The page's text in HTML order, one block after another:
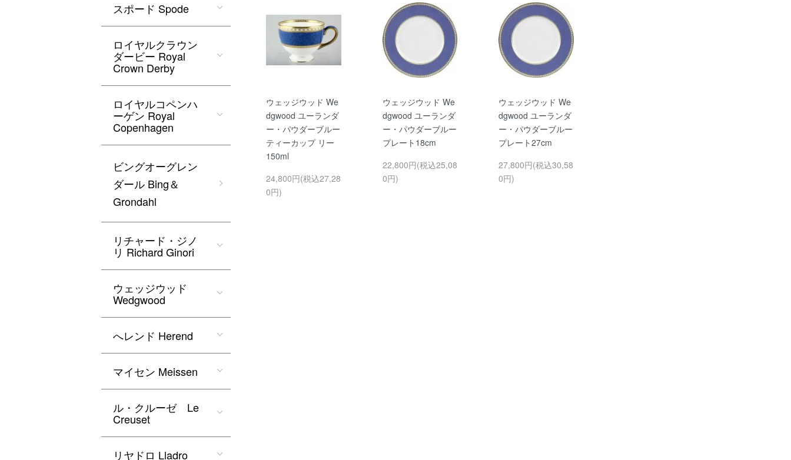
ウェッジウッド We
dgwood ユーランダ
ー・パウダーブルー
ティーカップ リー
150ml
24,800円(税込27,28
0円)
ウェッジウッド We
dgwood ユーランダ
ー・パウダーブルー
プレート18cm
22,800円(税込25,08
0円)
ウェッジウッド We
dgwood ユーランダ
ー・パウダーブルー
プレート27cm
27,800円(税込30,58
0円)
スポード Spode
ロイヤルクラウン
ダービー Royal
Crown Derby
ロイヤルコペンハ
ーゲン Royal
Copenhagen
ビングオーグレン
ダール Bing＆
Grondahl
リチャード・ジノ
リ Richard Ginori
ウェッジウッド
Wedgwood
へレンド Herend
マイセン Meissen
ル・クルーゼ Le
Creuset
リヤドロ Lladro